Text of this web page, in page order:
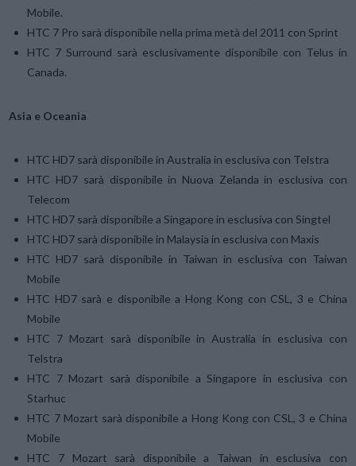
Mobile.
HTC 7 Pro sarà disponibile nella prima metà del 2011 con Sprint
HTC 7 Surround sarà esclusivamente disponibile con Telus in
Canada.
Asia e Oceania
HTC HD7 sarà disponibile in Australia in esclusiva con Telstra
HTC HD7 sarà disponibile in Nuova Zelanda in esclusiva con
Telecom
HTC HD7 sarà disponibile a Singapore in esclusiva con Singtel
HTC HD7 sarà disponibile in Malaysia in esclusiva con Maxis
HTC HD7 sarà disponibile in Taiwan in esclusiva con Taiwan
Mobile
HTC HD7 sarà e disponibile a Hong Kong con CSL, 3 e China
Mobile
HTC 7 Mozart sarà disponibile in Australia in esclusiva con
Telstra
HTC 7 Mozart sarà disponibile a Singapore in esclusiva con
Starhuc
HTC 7 Mozart sarà disponibile a Hong Kong con CSL, 3 e China
Mobile
HTC 7 Mozart sarà disponibile a Taiwan in esclusiva con